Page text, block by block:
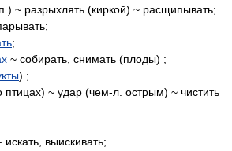
~ разрыхлять (киркой) ~ расщипывать;
;
~ собирать, снимать (плоды) ;
) ;
птицах) ~ удар (чем-л. острым) ~ чистить
выискивать;